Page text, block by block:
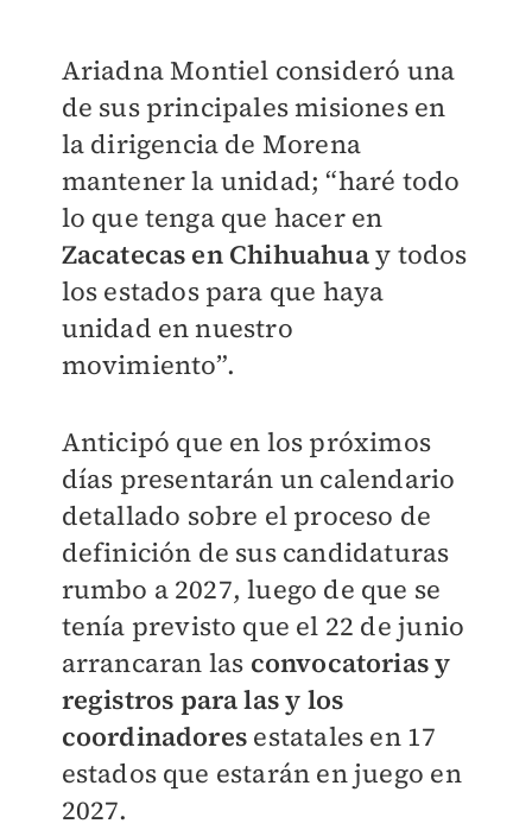
Ariadna Montiel consideró una
de sus principales misiones en
la dirigencia de Morena
mantener la unidad; “haré todo
lo que tenga que hacer en
Zacatecas en Chihuahuay todos
los estados para que haya
unidad en nuestro
movimiento”.
Anticipó que en los próximos
días presentarán un calendario
detallado sobre el proceso de
definición de sus candidaturas
rumbo a 2027, luego de que se
tenía previsto que el 22 de junio
arrancaran las convocatorias y
registros para las y los
coordinadores estatales en 17
estados que estarán en juego en
2027.